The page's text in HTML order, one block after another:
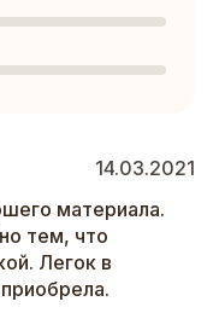
14.03.2021
материала.
тем, что
Легок в